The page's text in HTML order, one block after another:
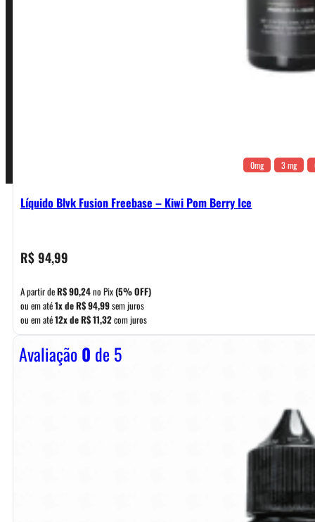
0mg 3 mg
Líquido Blvk Fusion Freebase – Kiwi Pom Berry Ice
R$94,99
A partir deR$90,24no Pix(5% OFF)
ou em até1x deR$94,99sem juros
ou em até12x deR$11,32com juros
Avaliação0 de 5
Política de Garantia, Reembolso e Devolução